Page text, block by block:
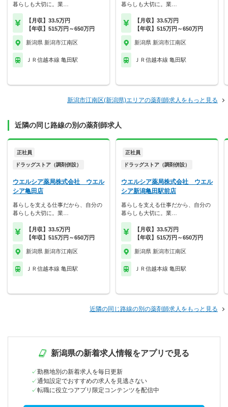
暮らしも大切に。業…
【月収】33.5万円
【年収】515万円～650万円
新潟県 新潟市江南区
ＪＲ信越本線 亀田駅
暮らしも大切に。業…
【月収】33.5万円
【年収】515万円～650万円
新潟県 新潟市江南区
ＪＲ信越本線 亀田駅
新潟市江南区(新潟県)エリアの薬剤師求人をもっと見る
近隣の同じ路線の別の薬剤師求人
正社員
ドラッグストア（調剤併設）
ウエルシア薬局株式会社 ウエル
シア亀田店
暮らしを支える仕事だから、自分の
暮らしも大切に。業…
【月収】33.5万円
【年収】515万円～650万円
新潟県 新潟市江南区
ＪＲ信越本線 亀田駅
正社員
ドラッグストア（調剤併設）
ウエルシア薬局株式会社 ウエル
シア新潟亀田駅前店
暮らしを支える仕事だから、自分の
暮らしも大切に。業…
【月収】33.5万円
【年収】515万円～650万円
新潟県 新潟市江南区
ＪＲ信越本線 亀田駅
近隣の同じ路線の別の薬剤師求人をもっと見る
新潟県の新着求人情報をアプリで見る
勤務地別の新着求人を毎日更新
通知設定でおすすめの求人を見逃さない
転職に役立つアプリ限定コンテンツを配信中